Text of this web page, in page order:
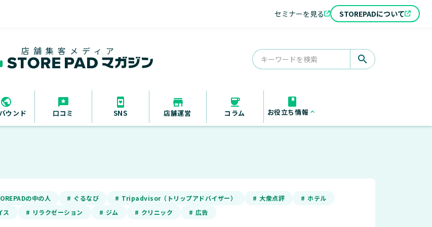
店舗集客メディア
search
ウンド 口コミ SNS 店舗運営 コラム お役立ち情報 keyboard_arrow_up
セミナーを見る STOREPADについて
の中の人 # ぐるなび # Tripadvisor（トリップアドバイザー） # 大衆点評
# ホテル
ス # リラクゼーション # ジム # クリニック # 広告